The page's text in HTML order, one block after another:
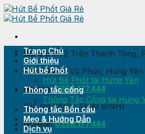
Skip
to
Địa chỉ 1:72 Trần Thánh Tông,
Địa chỉ 2:P. Vũ Phúc, Hưng Yên
Hotline: 0358.177.444
(Hỗ trợ 24/7 - THÁI BÌNH)
Hotline: 0358.177.444
Trang Chủ
Giới thiệu
Hút bể Phốt
Hút Bể Phốt tại Hưng Yên
Thông tắc cống
Thông Tắc Cống tại Hưng
Thông tắc Bồn cầu
Mẹo & Hướng Dẫn
Dịch vụ